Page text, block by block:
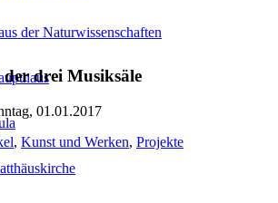
der Naturwissenschaften
drei Musiksäle
01.01.2017
, Kunst und Werken, Projekte